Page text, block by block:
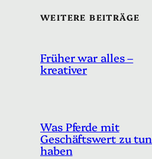
WEITERE BEITRÄGE
Früher war alles –
kreativer
Was Pferde mit
Geschäftswert zu tun
haben